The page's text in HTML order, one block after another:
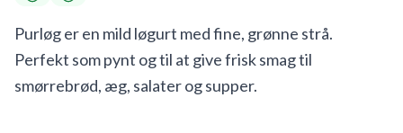
Purløg er en mild løgurt med fine, grønne strå.
Perfekt som pynt og til at give frisk smag til
smørrebrød, æg, salater og supper.